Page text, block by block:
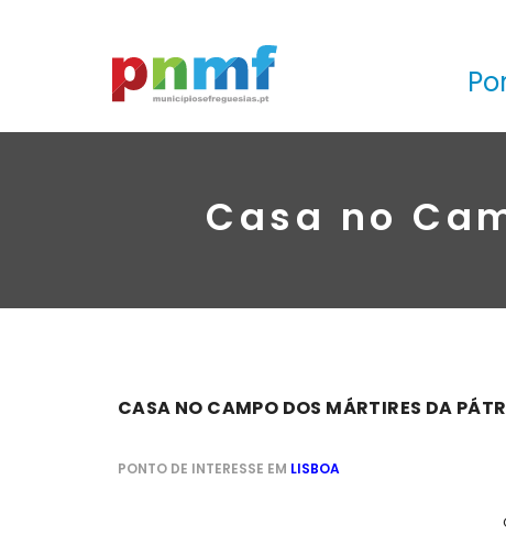
Casa no
CASA NO CAMPO DOS MÁRTIRES DA
PONTO DE INTERESSE EM LISBOA